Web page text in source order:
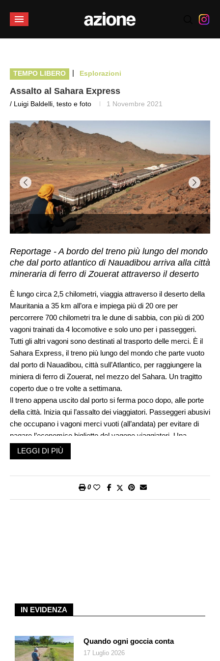
TEMPO LIBERO | Esplorazioni
Assalto al Sahara Express
/ Luigi Baldelli, testo e foto 1 Novembre 2021
Reportage - A bordo del treno più lungo del mondo
che dal porto atlantico di Nauadibou arriva alla città
mineraria di ferro di Zouerat attraverso il deserto
È lungo circa 2,5 chilometri, viaggia attraverso il deserto della
Mauritania a 35 km all’ora e impiega più di 20 ore per
percorrere 700 chilometri tra le dune di sabbia, con più di 200
vagoni trainati da 4 locomotive e solo uno per i passeggeri.
Tutti gli altri vagoni sono destinati al trasporto delle merci. È il
Sahara Express, il treno più lungo del mondo che parte vuoto
dal porto di Nauadibou, città sull’Atlantico, per raggiungere la
miniera di ferro di Zouerat, nel mezzo del Sahara. Un tragitto
coperto due o tre volte a settimana.
Il treno appena uscito dal porto si ferma poco dopo, alle porte
della città. Inizia qui l’assalto dei viaggiatori. Passeggeri abusivi
che occupano i vagoni merci vuoti (all’andata) per evitare di
pagare l’economico biglietto del vagone viaggiatori. Una
soluzione che permette loro anche di caricare tutto quello che
vogliono: copertoni, capre, bombole del gas, masserizie, cibo.
Si viaggia in compagnia e i vagoni merci, che altrimenti
passeggeri.
terra. E ci si prepara per il viaggio sistemando le valigie da
usare come cuscini e le coperte per ripararsi dal freddo della
LEGGI DI PIÙ
0
IN EVIDENZA
Quando ogni goccia conta
17 Luglio 2026